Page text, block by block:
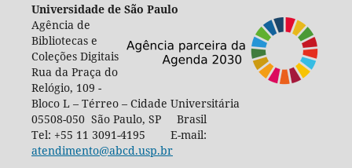
Universidade de São Paulo
Agência de
Bibliotecas e
Coleções Digitais
Rua da Praça do
Relógio, 109 -
Bloco L – Térreo – Cidade Universitária
05508-050 São Paulo, SP Brasil
Tel: +55 11 3091-4195 E-mail:
atendimento@abcd.usp.br